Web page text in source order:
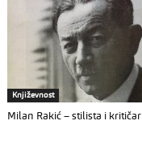
Književnost
Milan Rakić – stilista i kritičar